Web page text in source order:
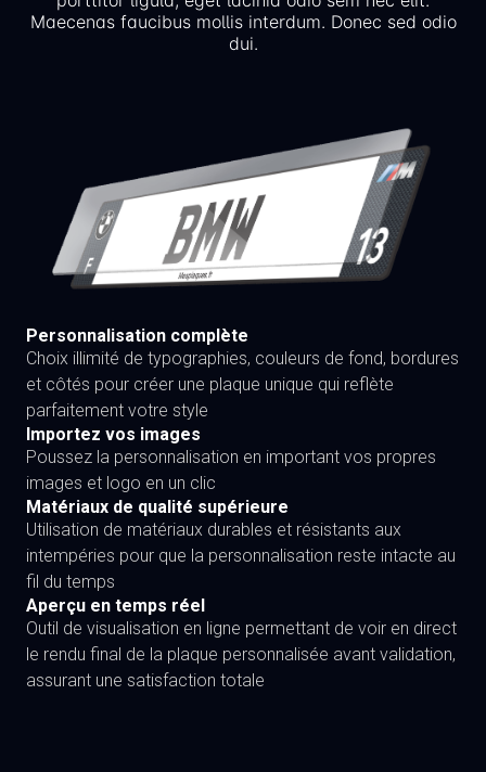
Maecenas faucibus mollis interdum. Donec sed odio
dui.
Personnalisation complète
Choix illimité de typographies, couleurs de fond, bordures
et côtés pour créer une plaque unique qui reflète
parfaitement votre style
Importez vos images
Poussez la personnalisation en important vos propres
images et logo en un clic
Matériaux de qualité supérieure
Utilisation de matériaux durables et résistants aux
intempéries pour que la personnalisation reste intacte au
fil du temps
Aperçu en temps réel
Outil de visualisation en ligne permettant de voir en direct
le rendu final de la plaque personnalisée avant validation,
assurant une satisfaction totale